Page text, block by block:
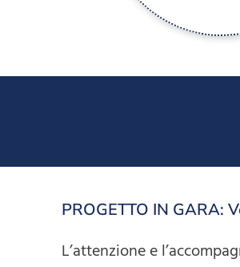
PROGETTO IN GARA:
L’attenzione e